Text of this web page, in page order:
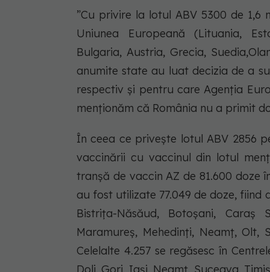
”Cu privire la lotul ABV 5300 de
Uniunea Europeană (Lituania,
Bulgaria, Austria, Grecia,
anumite state au luat decizia de a
respectiv și pentru care Agenția
menționăm că România nu a primit
În ceea ce privește lotul ABV 2856
vaccinării cu vaccinul din lotul
tranșă de vaccin AZ de 81.600 doze
au fost utilizate 77.049 de doze, fiind
Bistrița-Năsăud, Botoșani, Caraș
Maramureș, Mehedinți, Neamț, Olt,
Celelalte 4.257 se regăsesc în
Dolj, Gorj, Iași, Neamț, Suceava,